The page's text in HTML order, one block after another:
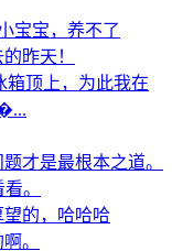
宝宝，养不了
昨天！
箱顶上，为此我在
才是最根本之道。
。
的，哈哈哈
。